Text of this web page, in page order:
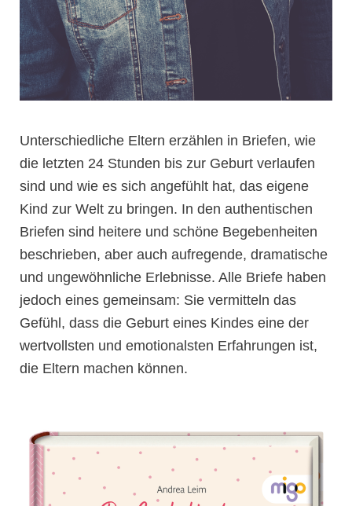
Unterschiedliche Eltern erzählen in Briefen, wie
die letzten 24 Stunden bis zur Geburt verlaufen
sind und wie es sich angefühlt hat, das eigene
Kind zur Welt zu bringen. In den authentischen
Briefen sind heitere und schöne Begebenheiten
beschrieben, aber auch aufregende, dramatische
und ungewöhnliche Erlebnisse. Alle Briefe haben
jedoch eines gemeinsam: Sie vermitteln das
Gefühl, dass die Geburt eines Kindes eine der
wertvollsten und emotionalsten Erfahrungen ist,
die Eltern machen können.